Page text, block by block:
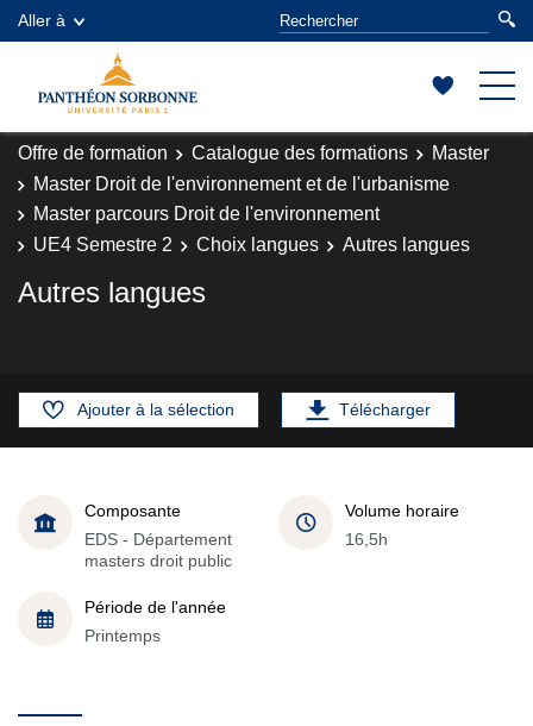
Aller à
Offre de formation Catalogue des formations
Master
Master Droit de l'environnement et de l'urbanisme
Master parcours Droit de l'environnement
UE4 Semestre 2
Choix langues Autres langues
Autres langues
Ajouter à la sélection Télécharger
Composante
EDS - Département
masters droit public
Volume horaire
16,5h
Période de l'année
Printemps